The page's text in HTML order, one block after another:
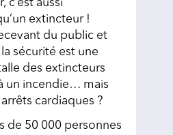
c’est aussi
extincteur !
du public et
sécurité est une
des extincteurs
un incendie… mais
cardiaques ?
de 50 000 personnes